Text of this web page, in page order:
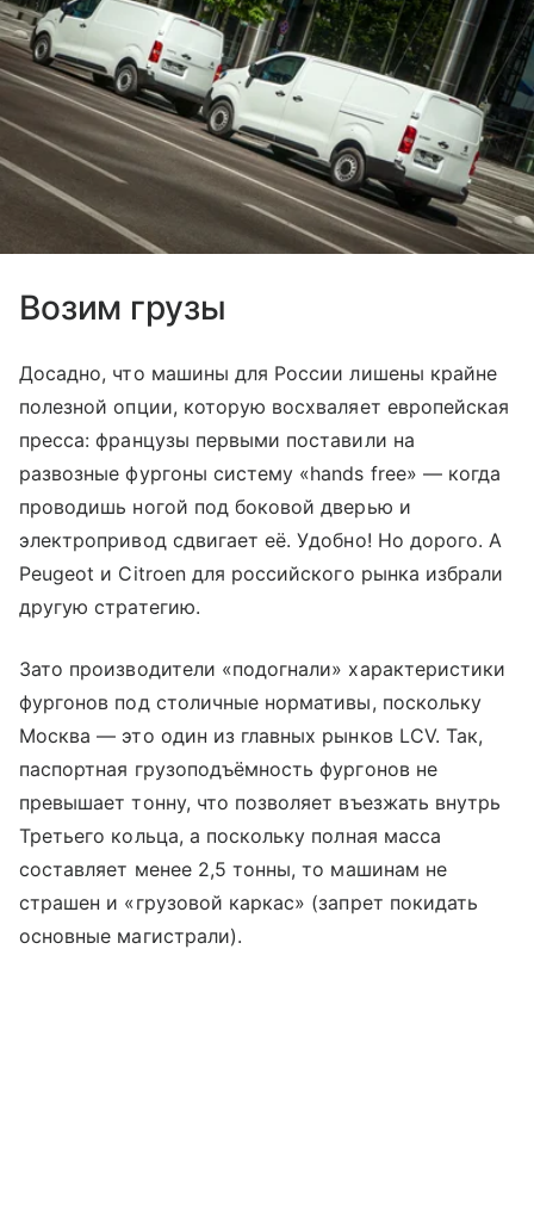
Возим грузы
Досадно, что машины для России лишены крайне
полезной опции, которую восхваляет европейская
пресса: французы первыми поставили на
развозные фургоны систему «hands free» — когда
проводишь ногой под боковой дверью и
электропривод сдвигает её. Удобно! Но дорого. А
Peugeot и Citroen для российского рынка избрали
другую стратегию.
Зато производители «подогнали» характеристики
фургонов под столичные нормативы, поскольку
Москва — это один из главных рынков LCV. Так,
паспортная грузоподъёмность фургонов не
превышает тонну, что позволяет въезжать внутрь
Третьего кольца, а поскольку полная масса
составляет менее 2,5 тонны, то машинам не
страшен и «грузовой каркас» (запрет покидать
основные магистрали).